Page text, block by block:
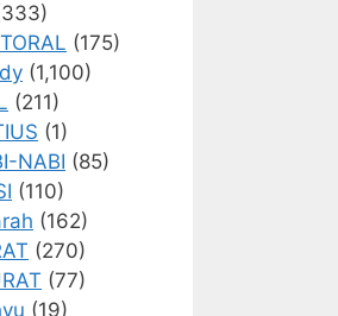
(175)
(1,100)
(211)
(1)
NABI (85)
(110)
(162)
(270)
(77)
(19)